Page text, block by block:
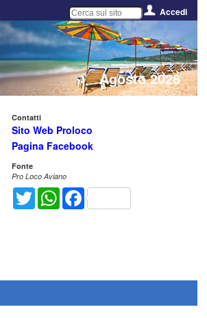
Accedi
Agosto 2026
Contatti
Sito Web Proloco
Pagina Facebook
Fonte
Pro Loco Aviano
Twitter WhatsAppFacebook